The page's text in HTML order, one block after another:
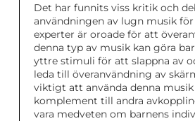
Det har funnits viss kritik och
användningen av lugn musik för
experter är oroade för att
denna typ av musik kan göra
yttre stimuli för att slappna av
leda till överanvändning av
viktigt att använda denna
komplement till andra
vara medveten om barnens